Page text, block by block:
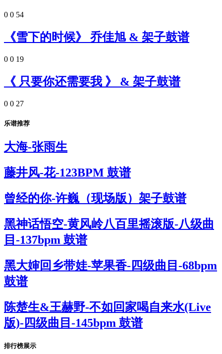
0 0 54
《雪下的时候》 乔佳旭 & 架子鼓谱
0 0 19
《 只要你还需要我 》 & 架子鼓谱
0 0 27
乐谱推荐
大海-张雨生
藤井风-花-123BPM 鼓谱
曾经的你-许巍（现场版）架子鼓谱
黑神话悟空-黄风岭八百里摇滚版-八级曲
目-137bpm 鼓谱
黑大婶回乡带娃-苹果香-四级曲目-68bpm
鼓谱
陈楚生&王赫野-不如回家喝自来水(Live
版)-四级曲目-145bpm 鼓谱
排行榜展示